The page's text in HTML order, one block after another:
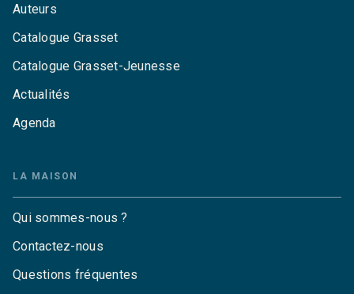
Auteurs
Catalogue Grasset
Catalogue Grasset-Jeunesse
Actualités
Agenda
LA MAISON
Qui sommes-nous ?
Contactez-nous
Questions fréquentes